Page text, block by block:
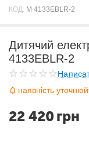
КОД: M 4133EBLR-2
Дитячий
4133EBLR-2
наявність
22 420 грн